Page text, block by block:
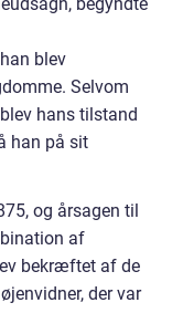
blev
Selvom
hans tilstand
han på sit
og årsagen til
af
bekræftet af de
der var